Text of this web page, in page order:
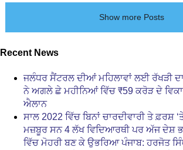
Show more Posts
Recent News
ਜਲੰਧਰ ਸੈਂਟਰਲ ਦੀਆਂ ਮਹਿਲਾਵਾਂ ਲਈ ਰੱਖੜੀ ਦਾ
ਨੇ ਅਗਲੇ ਛੇ ਮਹੀਨਿਆਂ ਵਿੱਚ ₹59 ਕਰੋੜ ਦੇ
ਐਲਾਨ
ਸਾਲ 2022 ਵਿੱਚ ਬਿਨਾਂ ਚਾਰਦੀਵਾਰੀ ਤੇ
ਮਜ਼ਬੂਰ ਸਨ 4 ਲੱਖ ਵਿਦਿਆਰਥੀ ਪਰ ਅੱਜ ਦੇਸ਼
ਵਿੱਚ ਮੋਹਰੀ ਬਣ ਕੇ ਉਭਰਿਆ ਪੰਜਾਬ: ਹਰਜੋਤ